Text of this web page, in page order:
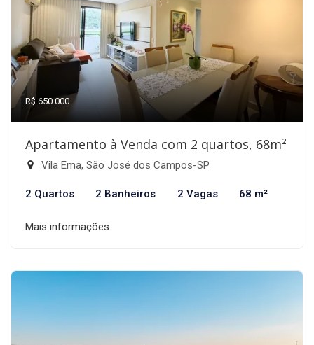
R$ 650.000
Apartamento à Venda com 2 quartos, 68m²
Vila Ema, São José dos Campos-SP
2 Quartos 2 Banheiros 2 Vagas 68 m²
Mais informações